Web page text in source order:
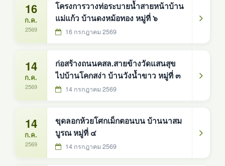
16
ก.ค.
2569
โครงการวางท่อระบายน้ำสายหน้าบ้าน
แม่แก้ว บ้านดงหม้อทอง หมู่ที่ ๖
16 กรกฎาคม 2569
14
ก.ค.
2569
ก่อสร้างถนนคสล.สายข้างวัดแสนสุข
ไปบ้านโคกสง่า บ้านวังน้ำขาว หมู่ที่ ๓
14 กรกฎาคม 2569
14
ก.ค.
2569
ขุดลอกห้วยโศกเม็กตอนบน บ้านนาสม
บูรณ หมู่ที่ ๔
14 กรกฎาคม 2569